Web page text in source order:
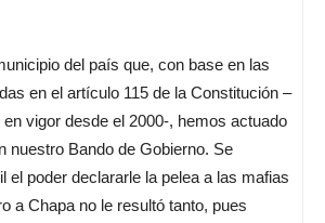
del país que, con base en las
en el artículo 115 de la Constitución –
vigor desde el 2000-, hemos actuado
nuestro Bando de Gobierno. Se
el poder declararle la pelea a las mafias
a Chapa no le resultó tanto, pues